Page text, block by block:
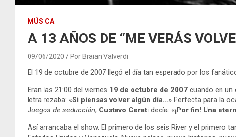
MÚSICA
A 13 AÑOS DE “ME VERÁS
09/06/2020 Por Braian Valverdi
El 19 de octubre de 2007 llegó el día tan esperado por los
Eran las 21:00 del viernes 19 de octubre de 2007 cuando en un
letra rezaba: «Si piensas volver algún día…» Perfecta para la
Juegos de seducción, Gustavo Cerati decía: «¡Por fin! Una
Así arrancaba el show. El primero de los seis River y el primero